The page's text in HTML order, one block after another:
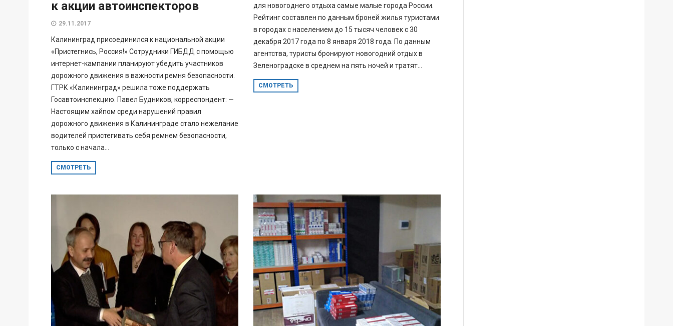
к акции автоинспекторов
29.11.2017
Калининград присоединился к национальной акции
«Пристегнись, Россия!» Сотрудники ГИБДД с помощью
интернет-кампании планируют убедить участников
дорожного движения в важности ремня безопасности.
ГТРК «Калининград» решила тоже поддержать
Госавтоинспекцию. Павел Будников, корреспондент: —
Настоящим хайпом среди нарушений правил
дорожного движения в Калининграде стало нежелание
водителей пристегивать себя ремнем безопасности,
только с начала...
СМОТРЕТЬ
для новогоднего отдыха самые малые города России.
Рейтинг составлен по данным броней жилья туристами
в городах с населением до 15 тысяч человек с 30
декабря 2017 года по 8 января 2018 года. По данным
агентства, туристы бронируют новогодний отдых в
Зеленоградске в среднем на пять ночей и тратят...
СМОТРЕТЬ